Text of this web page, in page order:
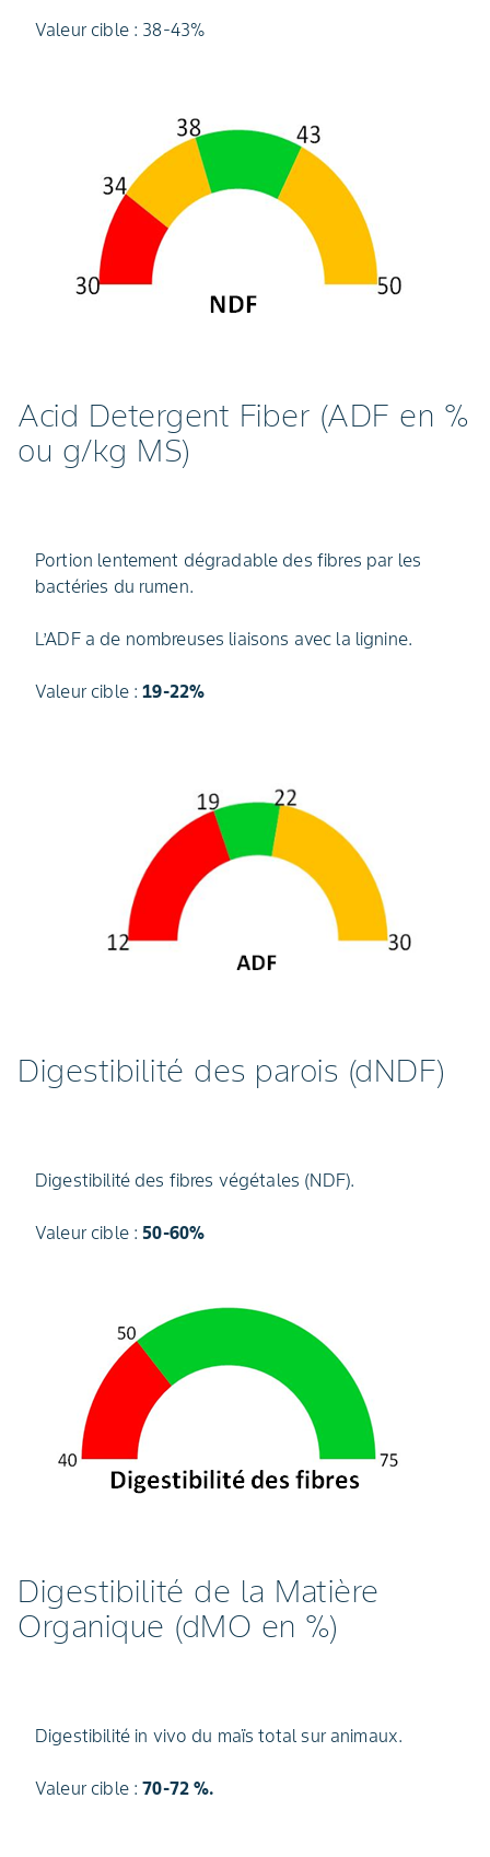
Valeur cible : 38-43%
Acid Detergent Fiber (ADF en %
ou g/kg MS)
Portion lentement dégradable des fibres par les
bactéries du rumen.
L’ADF a de nombreuses liaisons avec la lignine.
Valeur cible :19-22%
Digestibilité des parois (dNDF)
Digestibilité des fibres végétales (NDF).
Valeur cible :50-60%
Digestibilité de la Matière
Organique (dMO en %)
Digestibilité in vivo du maïs total sur animaux.
Valeur cible : 70-72 %.